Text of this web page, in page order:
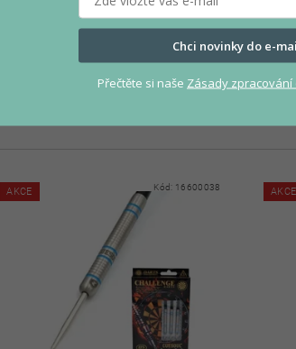
ŠIPKY STEEL CUESOUL GLORY BLUE
990 Kč
AKCE Kód: 16600038 AKCE
Chci novinky do e-
Přečtěte si naše Zásady